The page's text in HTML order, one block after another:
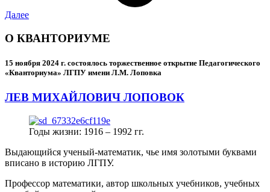
Далее
О КВАНТОРИУМЕ
15 ноября 2024 г. состоялось торжественное открытие Педагогического
«Кванториума» ЛГПУ имени Л.М. Лоповка
ЛЕВ МИХАЙЛОВИЧ ЛОПОВОК
Годы жизни: 1916 – 1992 гг.
Выдающийся ученый-математик, чье имя золотыми буквами
вписано в историю ЛГПУ.
Профессор математики, автор школьных учебников, учебных